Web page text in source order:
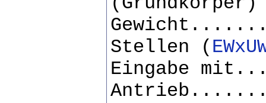
Stellen (
Eingabe